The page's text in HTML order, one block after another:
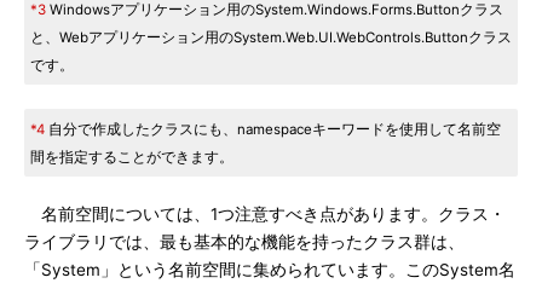
*3 Windowsアプリケーション用のSystem.Windows.Forms.Buttonクラス
と、Webアプリケーション用のSystem.Web.UI.WebControls.Buttonクラス
です。
*4 自分で作成したクラスにも、namespaceキーワードを使用して名前空
間を指定することができます。
名前空間については、1つ注意すべき点があります。クラス・
ライブラリでは、最も基本的な機能を持ったクラス群は、
「System」という名前空間に集められています。このSystem名